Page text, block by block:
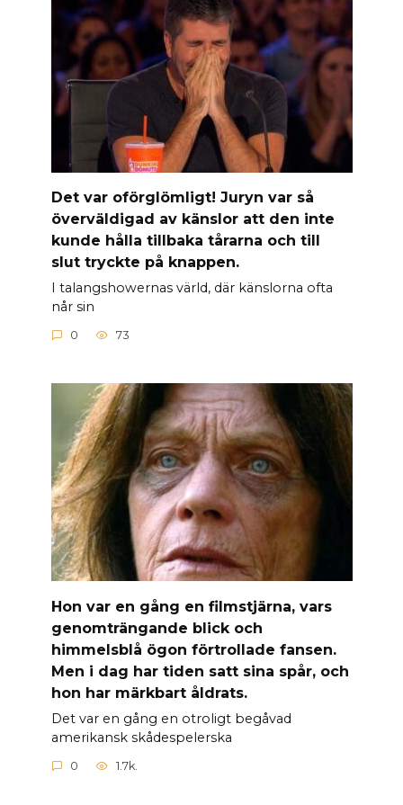
Det var oförglömligt! Juryn var så
överväldigad av känslor att den inte
kunde hålla tillbaka tårarna och till
slut tryckte på knappen.
I talangshowernas värld, där känslorna ofta
når sin
0 73
Hon var en gång en filmstjärna, vars
genomträngande blick och
himmelsblå ögon förtrollade fansen.
Men i dag har tiden satt sina spår, och
hon har märkbart åldrats.
Det var en gång en otroligt begåvad
amerikansk skådespelerska
0 1.7k.